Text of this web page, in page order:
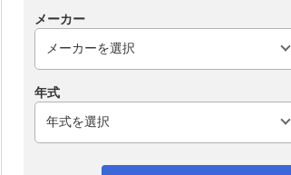
メーカー
年式